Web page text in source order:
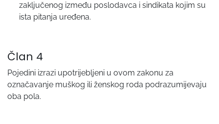
zaključenog između poslodavca i sindikata kojim su
ista pitanja uređena.
Član 4
Pojedini izrazi upotrijebljeni u ovom zakonu za
označavanje muškog ili ženskog roda podrazumijevaju
oba pola.